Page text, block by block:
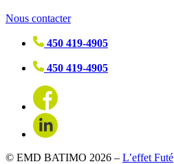
Nous contacter
450 419-4905
450 419-4905
© EMD BATIMO 2026 – L’effet Futé